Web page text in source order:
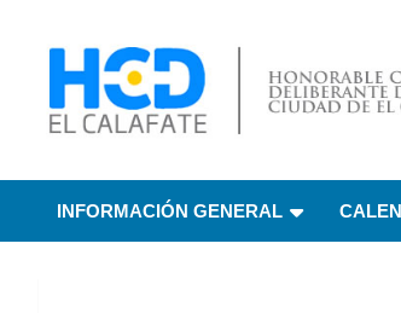
Honorable
Deliberante de
INFORMACIÓN GENERAL